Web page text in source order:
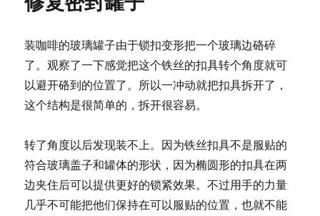
装咖啡的玻璃罐子由于锁扣变形把一个玻璃边硌碎
了。观察了一下感觉把这个铁丝的扣具转个角度就可
以避开硌到的位置了。所以一冲动就把扣具拆开了，
这个结构是很简单的，拆开很容易。
转了角度以后发现装不上。因为铁丝扣具不是服贴的
符合玻璃盖子和罐体的形状，因为椭圆形的扣具在两
边夹住后可以提供更好的锁紧效果。不过用手的力量
几乎不可能把他们保持在可以服贴的位置，也就不能